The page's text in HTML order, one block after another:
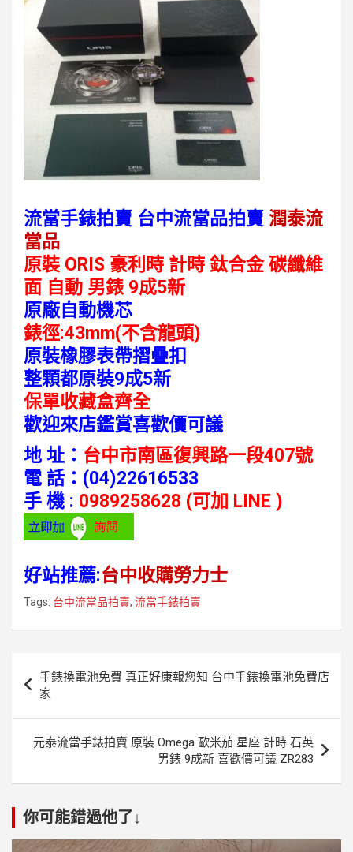
流當手錶拍賣 台中流當品拍賣 潤泰流
當品
原裝 ORIS 豪利時 計時 鈦合金 碳纖維
面 自動 男錶 9成5新
原廠自動機芯
錶徑:43mm(不含龍頭)
原裝橡膠表帶摺疊扣
整顆都原裝9成5新
保單收藏盒齊全
歡迎來店鑑賞喜歡價可議
地 址： 台中市南區復興路一段407號
電 話： (04)22616533
手 機 : 0989258628 (可加 LINE )
好站推薦:台中收購勞力士
Tags: 台中流當品拍賣, 流當手錶拍賣
章
導
手錶換電池免費 真正好康報您知 台中手錶換電池免費店
家
元泰流當手錶拍賣 原裝 Omega 歐米茄 星座 計時 石英
男錶 9成新 喜歡價可議 ZR283
你可能錯過他了↓